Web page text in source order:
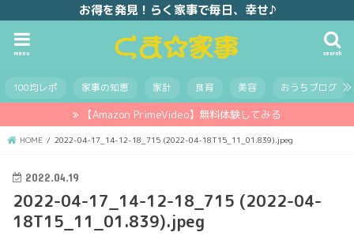
お得を発見！らく家事で毎日、幸せ♪
search
menu
100均レポ 家事の知恵 家計 食育 美容 おうちブログ
【Amazon PrimeVideo】無料体験してみる
HOME 2022-04-17_14-12-18_715 (2022-04-18T15_11_01.839).jpeg
2022.04.19
2022-04-17_14-12-18_715 (2022-04-
18T15_11_01.839).jpeg